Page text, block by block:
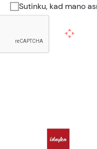
Sutinku, kad mano